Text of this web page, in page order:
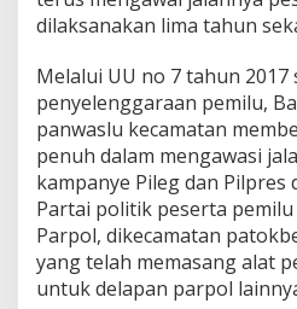
t
t
dilaksanakan lima tahun
Melalui UU no 7 tahun 2017
penyelenggaraan pemilu,
panwaslu kecamatan
penuh dalam mengawasi
kampanye Pileg dan Pilpres
Partai politik peserta
Parpol, dikecamatan
yang telah memasang alat
untuk delapan parpol